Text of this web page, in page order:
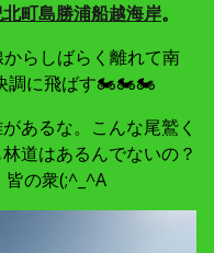
町島勝浦船越海岸。
らしばらく離れて南
快調に飛ばす🏍🏍🏍
あるな。こんな尾鷲く
道はあるんでないの？
の衆(;^_^A